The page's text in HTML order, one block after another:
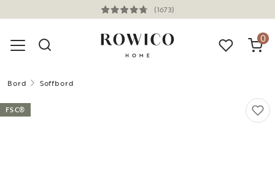
(1673)
0
Bord Soffbord
FSC®